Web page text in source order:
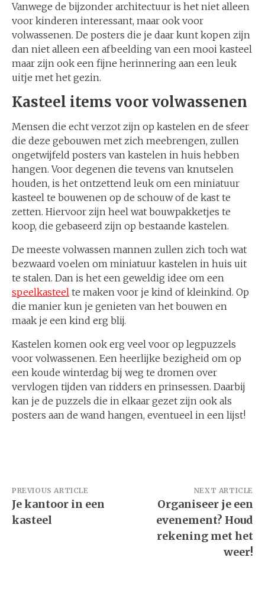
Vanwege de bijzonder architectuur is het niet alleen
voor kinderen interessant, maar ook voor
volwassenen. De posters die je daar kunt kopen zijn
dan niet alleen een afbeelding van een mooi kasteel
maar zijn ook een fijne herinnering aan een leuk
uitje met het gezin.
Kasteel items voor volwassenen
Mensen die echt verzot zijn op kastelen en de sfeer
die deze gebouwen met zich meebrengen, zullen
ongetwijfeld posters van kastelen in huis hebben
hangen. Voor degenen die tevens van knutselen
houden, is het ontzettend leuk om een miniatuur
kasteel te bouwenen op de schouw of de kast te
zetten. Hiervoor zijn heel wat bouwpakketjes te
koop, die gebaseerd zijn op bestaande kastelen.
De meeste volwassen mannen zullen zich toch wat
bezwaard voelen om miniatuur kastelen in huis uit
te stalen. Dan is het een geweldig idee om een
speelkasteel te maken voor je kind of kleinkind. Op
die manier kun je genieten van het bouwen en
maak je een kind erg blij.
Kastelen komen ook erg veel voor op legpuzzels
voor volwassenen. Een heerlijke bezigheid om op
een koude winterdag bij weg te dromen over
vervlogen tijden van ridders en prinsessen. Daarbij
kan je de puzzels die in elkaar gezet zijn ook als
posters aan de wand hangen, eventueel in een lijst!
Bericht
navigatie
PREVIOUS ARTICLE
Je kantoor in een
kasteel
NEXT ARTICLE
Organiseer je een
evenement? Houd
rekening met het
weer!